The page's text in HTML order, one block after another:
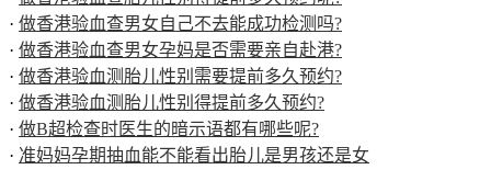
· 做香港验血查男女自己不去能成功检测吗?
· 做香港验血查男女孕妈是否需要亲自赴港?
· 做香港验血测胎儿性别需要提前多久预约?
· 做香港验血测胎儿性别得提前多久预约?
· 做B超检查时医生的暗示语都有哪些呢?
· 准妈妈孕期抽血能不能看出胎儿是男孩还是女